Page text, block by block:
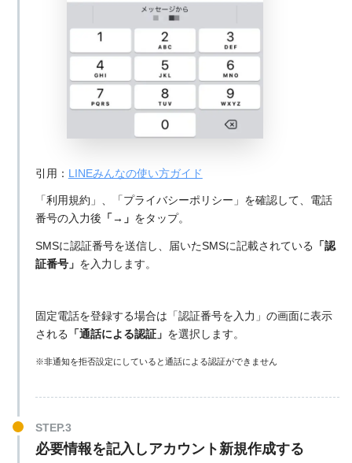
引用： LINEみんなの使い方ガイド
「利用規約」、「プライバシーポリシー」を確認して、電話
番号の入力後 「→」 をタップ。
SMSに認証番号を送信し、届いたSMSに記載されている
「認
証番号」 を入力します。
固定電話を登録する場合は「認証番号を入力」の画面に表示
される
「通話による認証」 を選択します。
※非通知を拒否設定にしていると通話による認証ができません
必要情報を記入しアカウント新規作成する